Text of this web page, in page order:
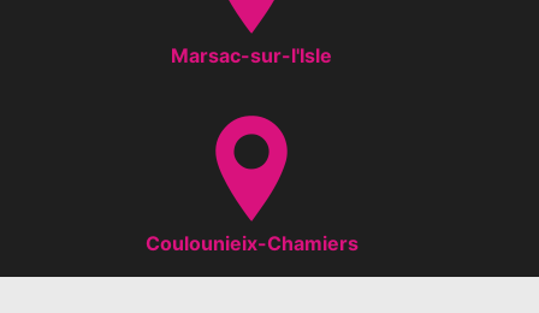
Marsac-sur-l'Isle
Coulounieix-Chamiers